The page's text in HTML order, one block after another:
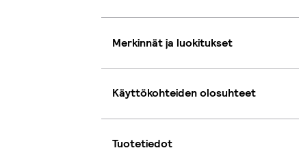
Merkinnät ja luokitukset
Käyttökohteiden olosuhteet
Tuotetiedot